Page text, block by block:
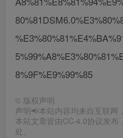
8%9F%E9%99%85
© 版权声明
声明📢本站内容均来自互联网
本站文章皆由CC-4.0协议发
处。